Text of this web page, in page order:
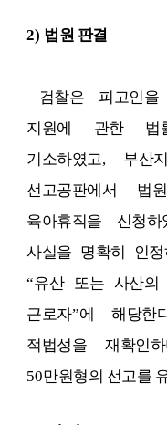
2) 법원 판결
검찰은 피고인
지원에 관한 법
기소하였고, 부산
선고공판에서
육아휴직을 신청하
사실을 명확히 인정
“유산 또는 사산
근로자”에 해당한
적법성을 재확인하
50만원형의 선고를